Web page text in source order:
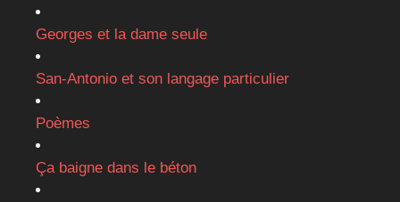
Georges et la dame seule
San-Antonio et son langage particulier
Poèmes
Ça baigne dans le béton